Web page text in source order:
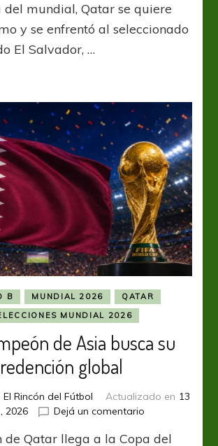
amistoso
que
del
mundo
del mundial, Qatar se quiere
y se enfrentó al seleccionado
El Salvador, …
B MUNDIAL 2026
QATAR
MUNDIAL 2026
de Asia busca su
redención global
Rincón del Fútbol Actualizado en 13
2026
Dejá un comentarioen
bicampeón
de Qatar llega a la Copa del